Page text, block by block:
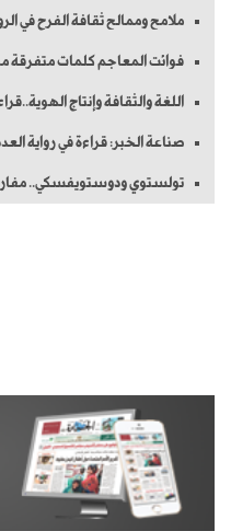
ملامح وممالح ثقافة الفرح في
فوائت المعاجم كلمات متفرقة
اللغة والثقافة وإنتاج
صناعة الخبر: قراءة في رواية
تولستوي ودوستويفسكي..